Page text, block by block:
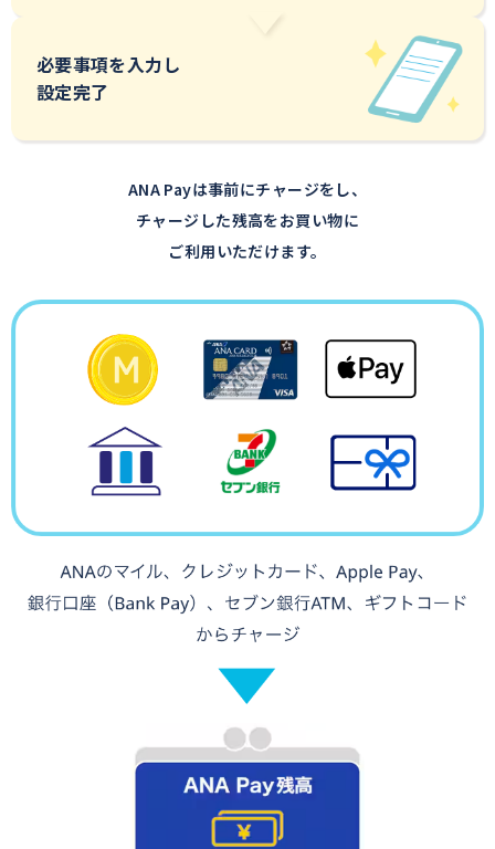
必要事項を入力し
設定完了
ANA Payは事前にチャージをし、
チャージした残高をお買い物に
ご利用いただけます。